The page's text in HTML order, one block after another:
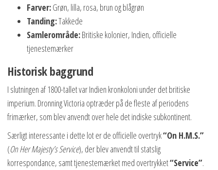
Farver:Grøn, lilla, rosa, brun og blågrøn
Tanding:Takkede
Samlerområde:Britiske kolonier, Indien, officielle
tjenestemærker
Historisk baggrund
I slutningen af 1800-tallet var Indien kronkoloni under det britiske
imperium. Dronning Victoria optræder på de fleste af periodens
frimærker, som blev anvendt over hele det indiske subkontinent.
Særligt interessante i dette lot er de officielle overtryk“On H.M.S.”
(On Her Majesty’s Service), der blev anvendt til statslig
korrespondance, samt tjenestemærket med overtrykket“Service”.